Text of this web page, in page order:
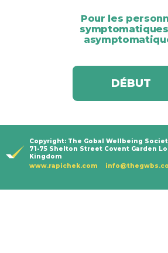
Pour les
DÉBUT
Copyright: The Gobal Wellbeing
71-75 Shelton Street Covent Garden
Kingdom
www.rapichek.com